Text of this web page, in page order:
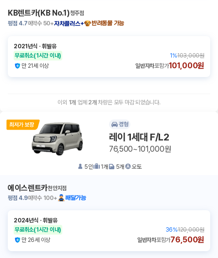
KB렌트카(KB No.1)청주점
평점 4.7예약수 50+자차플러스+ 반려동물 가능
2021년식 ㆍ휘발유
무료취소(1시간 이내) 1 %103,000원
만 21세 이상
일반자차포함가101,000원
이외 1개 업체 2개 차량은 모두 마감 되었습니다.
경형
레이 1세대 F/L2
76,500~101,000원
5인 1개 5개 오토
에이스렌트카천안지점
평점 4.9예약수 100+ 배달가능
2024년식 ㆍ휘발유
무료취소(1시간 이내) 36%120,000원
만 26세 이상
일반자차포함가76,500원